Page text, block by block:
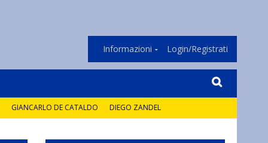
Informazioni Login/Registrati
GIANCARLO DE CATALDO DIEGO ZANDEL